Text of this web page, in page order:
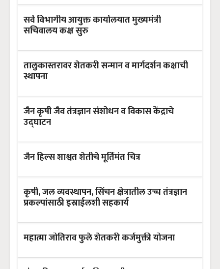
सर्व विभागीय आयुक्त कार्यालयात मुख्यमंत्री
सचिवालय कक्ष सुरु
तालुकास्तरावर शेतकरी सन्मान व मार्गदर्शन कक्षाची
स्थापना
जैन कृषी जैव तंत्रज्ञान संशोधन व विकास केंद्राचे
उद्घाटन
जैन हिल्स शाश्वत शेतीचे मूर्तिमंत चित्र
कृषी, जल व्यवस्थापन, सिंचन क्षेत्रातील उच्च तंत्रज्ञान
प्रकल्पांसाठी इस्राईलशी सहकार्य
महात्मा जोतिराव फुले शेतकरी कर्जमुक्ती योजना